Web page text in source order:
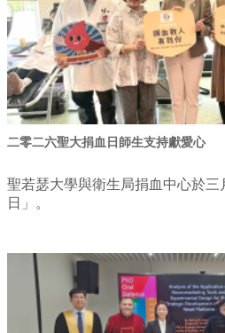
二零二六聖大捐血日師生支持獻愛心
聖若瑟大學與衛生局捐血中心於三
日」。